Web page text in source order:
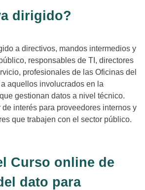
dirigido?
a directivos, mandos intermedios y
responsables de TI, directores
profesionales de las Oficinas del
aquellos involucrados en la
gestionan datos a nivel técnico.
de interés para proveedores internos y
que trabajen con el sector público.
Curso online de
dato para